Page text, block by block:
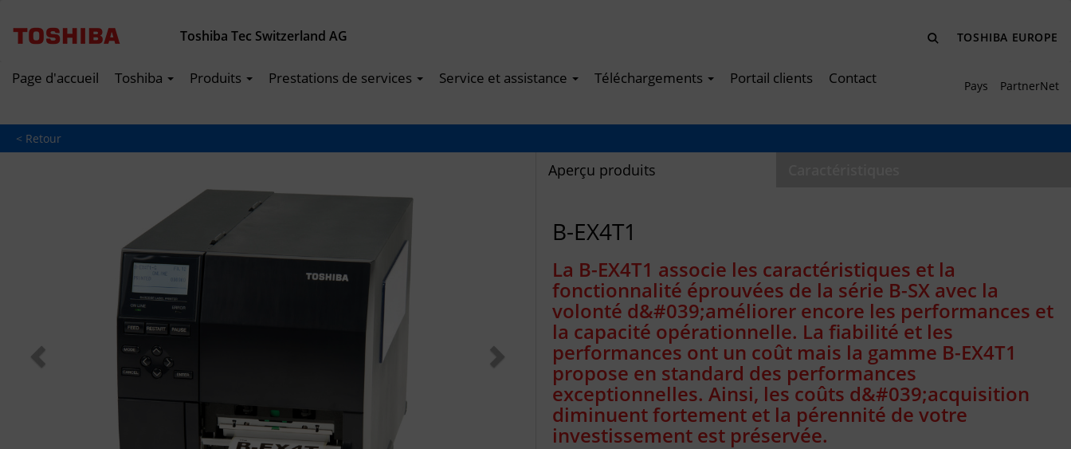
Toshiba Tec Switzerland AG TOSHIBA EUROPE
Page d'accueil Toshiba Produits Prestations de services Service et assistance Téléchargements Portail clients Contact Pays PartnerNet
< Retour
Aperçu produits
B-EX4T1
La B-EX4T1 associe les caractéristiques et la
fonctionnalité éprouvées de la série B-SX avec la
volonté d&#039;améliorer encore les performances et
la capacité opérationnelle. La fiabilité et les
performances ont un coût mais la gamme B-EX4T1
propose en standard des performances
exceptionnelles. Ainsi, les coûts d&#039;acquisition
diminuent fortement et la pérennité de votre
investissement est préservée.